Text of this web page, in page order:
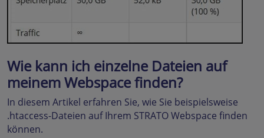
Wie kann ich einzelne Dateien auf
meinem Webspace finden?
In diesem Artikel erfahren Sie, wie Sie beispielsweise
.htaccess-Dateien auf Ihrem STRATO Webspace finden
können.